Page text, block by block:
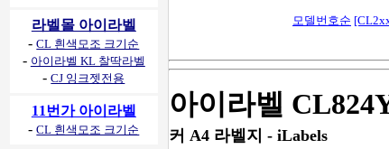
라벨몰 아이라벨
-CL 흰색모조 크기순
- 아이라벨 KL 찰딱라벨
-CJ 잉크젯전용
11번가 아이라벨
-CL 흰색모조 크기순
모델번호순
아이라벨
커 A4 라벨지 - iLabels